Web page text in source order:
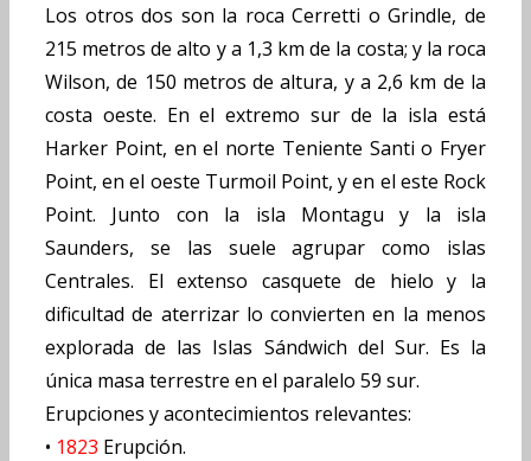
Los otros dos son la roca Cerretti o Grindle, de
215 metros de alto y a 1,3 km de la costa; y la roca
Wilson, de 150 metros de altura, y a 2,6 km de la
costa oeste. En el extremo sur de la isla está
Harker Point, en el norte Teniente Santi o Fryer
Point, en el oeste Turmoil Point, y en el este Rock
Point. Junto con la isla Montagu y la isla
Saunders, se las suele agrupar como islas
Centrales. El extenso casquete de hielo y la
dificultad de aterrizar lo convierten en la menos
explorada de las Islas Sándwich del Sur. Es la
única masa terrestre en el paralelo 59 sur.
Erupciones y acontecimientos relevantes:
• 1823 Erupción.